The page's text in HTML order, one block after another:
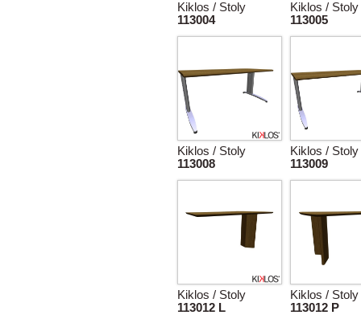
Kiklos / Stoly
113004
Kiklos / Stoly
113005
Kiklos / Stoly
113008
Kiklos / Stoly
113009
Kiklos / Stoly
113012 L
Kiklos / Stoly
113012 P